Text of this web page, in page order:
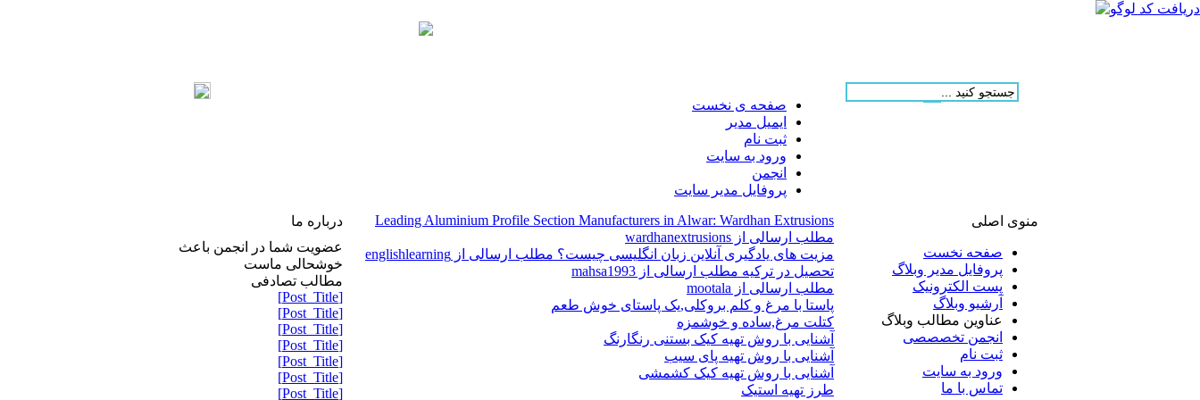
صفحه ی نخست
ایمیل مدیر
ثبت نام
ورود به سایت
انجمن
پروفایل مدیر سایت
منوی اصلی
صفحه نخست
پروفایل مدیر وبلاگ
پست الکترونیک
آرشیو وبلاگ
عناوین مطالب وبلاگ
انجمن تخصصصی
ثبت نام
ورود به سایت
تماس با ما
Leading Aluminium Profile Section Manufacturers in Alwar: Wardhan Extrusions
مطلب ارسالی از wardhanextrusions
مزیت های یادگیری آنلاین زبان انگلیسی چیست؟ مطلب ارسالی از englishlearning
تحصیل در ترکیه مطلب ارسالی از mahsa1993
مطلب ارسالی از mootala
پاستا با مرغ و کلم بروکلی,یک پاستای خوش طعم
کتلت مرغ,ساده و خوشمزه
آشنایی با روش تهیه کیک بستنی رنگارنگ
آشنایی با روش تهیه پای سیب
آشنایی با روش تهیه کیک کشمشی
طرز تهیه استیک
درباره ما
عضویت شما در انجمن باعث
خوشحالی ماست
مطالب تصادفی
[Post_Title]
[Post_Title]
[Post_Title]
[Post_Title]
[Post_Title]
[Post_Title]
[Post_Title]